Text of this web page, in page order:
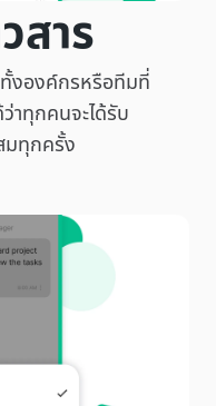
สาร
งองค์กรหรือทีมที่
าทุกคนจะได้รับ
มทุกครั้ง